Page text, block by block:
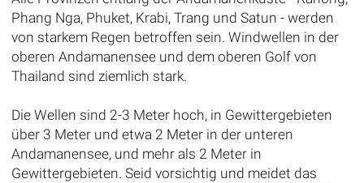
Phang Nga, Phuket, Krabi, Trang und Satun - werden
von starkem Regen betroffen sein. Windwellen in der
oberen Andamanensee und dem oberen Golf von
Thailand sind ziemlich stark.
Die Wellen sind 2-3 Meter hoch, in Gewittergebieten
über 3 Meter und etwa 2 Meter in der unteren
Andamanensee, und mehr als 2 Meter in
Gewittergebieten. Seid vorsichtig und meidet das